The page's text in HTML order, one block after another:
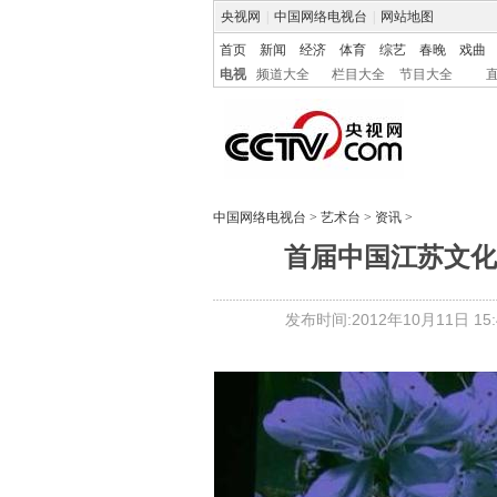
央视网 中国网络电视台 网站地图
首页 新闻 经济 体育 综艺 春晚
戏曲
电视
频道大全 栏目大全 节目大全
中国网络电视台 > 艺术台 > 资讯 >
首届中国江苏文
发布时间:2012年10月11日